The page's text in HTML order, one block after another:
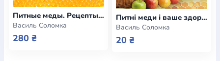
Питные меды. Рецепты и технологии
Василь Соломка
280 ₴
Питні меди і ваше здоров’я
Василь Соломка
20 ₴